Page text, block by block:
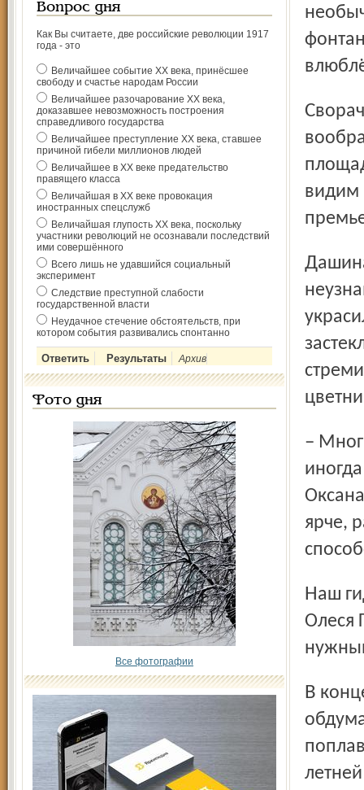
Вопрос дня
Как Вы считаете, две российские революции 1917
года - это
Величайшее событие ХХ века, принёсшее
свободу и счастье народам России
Величайшее разочарование ХХ века,
доказавшее невозможность построения
справедливого государства
Величайшее преступление ХХ века, ставшее
причиной гибели миллионов людей
Величайшее в ХХ веке предательство
правящего класса
Величайшая в ХХ веке провокация
иностранных спецслужб
Величайшая глупость ХХ века, поскольку
участники революций не осознавали последствий
ими совершённого
Всего лишь не удавшийся социальный
эксперимент
Следствие преступной слабости
государственной власти
Неудачное стечение обстоятельств, при
котором события развивались спонтанно
Архив
Фото дня
Все фотографии
Сворачиваем на площадь Волкова – и её не узнаём. В
видим
Дашина ровесница Оксана Мамонова сделала
– Многие школы города выглядят однообразно и скучно, а
ярче,
Наш гид на выставке, преподаватель школы искусств
Олеся
В конце нашей прогулки по городу будущего, чтобы